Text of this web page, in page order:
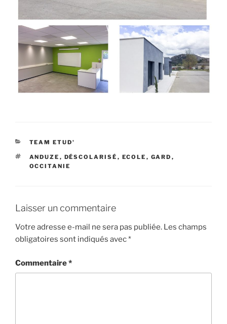
CATÉGORIES
TEAM ETUD'
ÉTIQUETTES
ANDUZE , DÉSCOLARISÉ , ECOLE , GARD ,
OCCITANIE
Laisser un commentaire
Votre adresse e-mail ne sera pas publiée. Les champs
obligatoires sont indiqués avec*
Commentaire*